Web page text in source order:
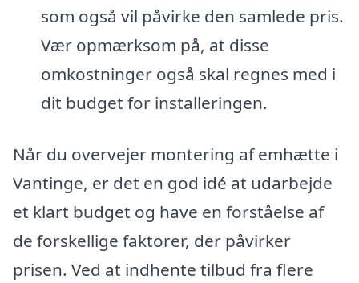
som også vil påvirke den samlede pris.
Vær opmærksom på, at disse
omkostninger også skal regnes med i
dit budget for installeringen.
Når du overvejer montering af emhætte i
Vantinge, er det en god idé at udarbejde
et klart budget og have en forståelse af
de forskellige faktorer, der påvirker
prisen. Ved at indhente tilbud fra flere